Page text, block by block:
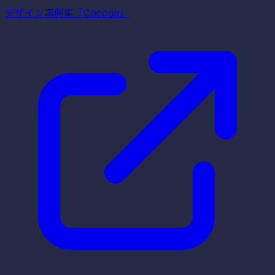
デザイン事例集「Cocoda」